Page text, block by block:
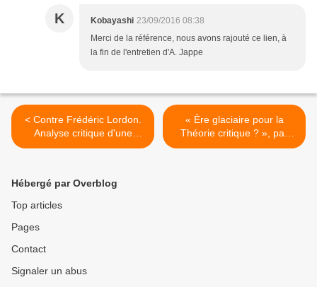
K Kobayashi 23/09/2016 08:38
Merci de la référence, nous avons rajouté ce lien, à
la fin de l'entretien d'A. Jappe
< Contre Frédéric Lordon.
Analyse critique d'une
position spinoziste,
[Emission "Sortir du
capitalisme" du 12 sept.
« Ère glaciaire pour la
Théorie critique ? », par
Robert Kurz >
Hébergé par Overblog
Top articles
Pages
Contact
Signaler un abus